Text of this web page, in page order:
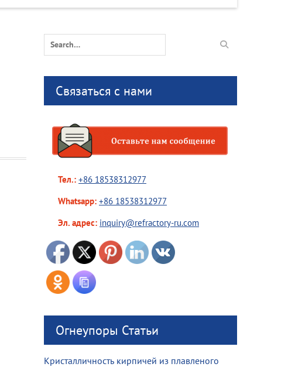
Search
for:
Связаться с нами
Тел.: +86 18538312977
Whatsapp: +86 18538312977
Эл. адрес: inquiry@refractory-ru.com
Огнеупоры Статьи
Кристалличность кирпичей из плавленого